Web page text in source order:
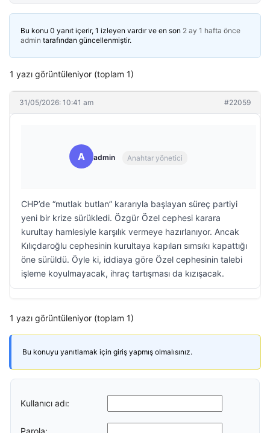
Bu konu 0 yanıt içerir, 1 izleyen vardır ve en son 2 ay 1 hafta önce
admin tarafından güncellenmiştir.
1 yazı görüntüleniyor (toplam 1)
31/05/2026: 10:41 am #22059
A admin Anahtar yönetici
CHP’de “mutlak butlan” kararıyla başlayan süreç partiyi
yeni bir krize sürükledi. Özgür Özel cephesi karara
kurultay hamlesiyle karşılık vermeye hazırlanıyor. Ancak
Kılıçdaroğlu cephesinin kurultaya kapıları sımsıkı kapattığı
öne sürüldü. Öyle ki, iddiaya göre Özel cephesinin talebi
işleme koyulmayacak, ihraç tartışması da kızışacak.
1 yazı görüntüleniyor (toplam 1)
Bu konuyu yanıtlamak için giriş yapmış olmalısınız.
Kullanıcı adı:
Parola: